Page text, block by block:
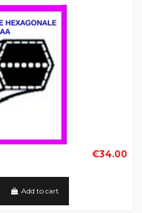
€34.00
Add to cart